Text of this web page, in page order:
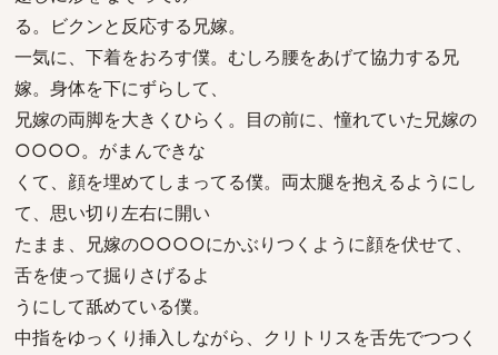
る。ビクンと反応する兄嫁。
一気に、下着をおろす僕。むしろ腰をあげて協力する兄
嫁。身体を下にずらして、
兄嫁の両脚を大きくひらく。目の前に、憧れていた兄嫁の
○○○○。がまんできな
くて、顔を埋めてしまってる僕。両太腿を抱えるようにし
て、思い切り左右に開い
たまま、兄嫁の○○○○にかぶりつくように顔を伏せて、
舌を使って掘りさげるよ
うにして舐めている僕。
中指をゆっくり挿入しながら、クリトリスを舌先でつつく